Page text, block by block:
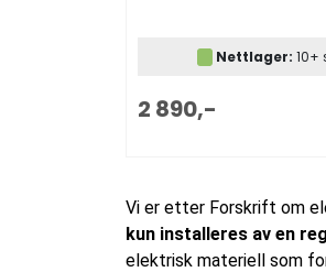
Nettlager: 10+
2 890,-
Vi er etter Forskrift om
kun installeres av en
elektrisk materiell som